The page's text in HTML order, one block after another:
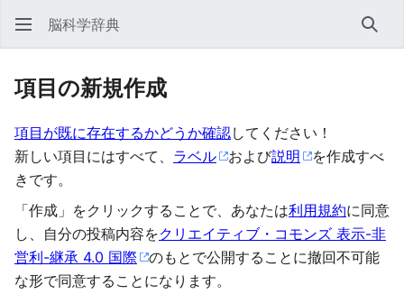
脳科学辞典 検索
項目の新規作成
項目が既に存在するかどうか確認してください！
新しい項目にはすべて、 ラベル および説明
を作成すべ
きです。
「作成」をクリックすることで、あなたは利用規約に同意
し、自分の投稿内容をクリエイティブ・コモンズ 表示-非
営利-継承 4.0 国際
のもとで公開することに撤回不可能
な形で同意することになります。